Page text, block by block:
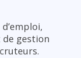
de gestion